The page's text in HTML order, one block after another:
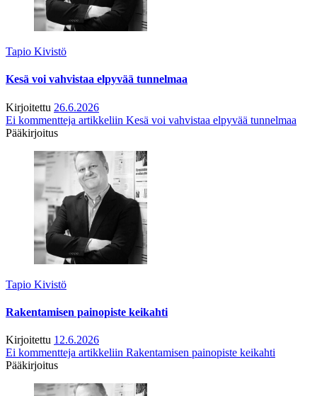
Tapio Kivistö
Kesä voi vahvistaa elpyvää tunnelmaa
Kirjoitettu 26.6.2026
Ei kommentteja artikkeliin Kesä voi vahvistaa elpyvää tunnelmaa
Pääkirjoitus
Tapio Kivistö
Rakentamisen painopiste keikahti
Kirjoitettu 12.6.2026
Ei kommentteja artikkeliin Rakentamisen painopiste keikahti
Pääkirjoitus